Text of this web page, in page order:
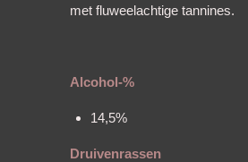
met fluweelachtige tannines.
Alcohol-%
14,5%
Druivenrassen